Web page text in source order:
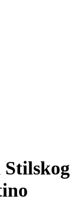
Stilskog